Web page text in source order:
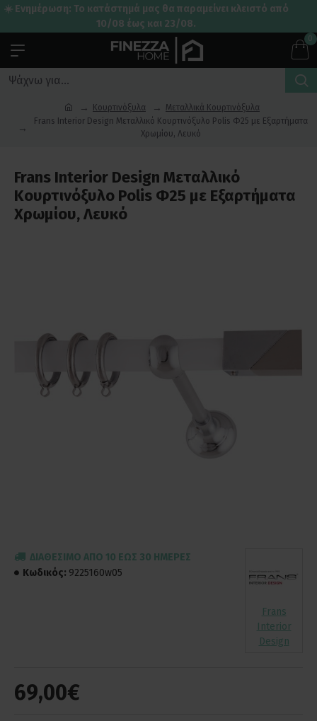
☀️ Ενημέρωση: Το κατάστημά μας θα παραμείνει κλειστό από
10/08 έως και 23/08.
0
Κουρτινόξυλα
Μεταλλικά Κουρτινόξυλα
Frans Interior Design Μεταλλικό Κουρτινόξυλο Polis Φ25 με Εξαρτήματα
Χρωμίου, Λευκό
Frans Interior Design Μεταλλικό
Κουρτινόξυλο Polis Φ25 με Εξαρτήματα
Χρωμίου, Λευκό
69,00€
ΔΙΑΘΈΣΙΜΟ ΑΠΌ 10 ΈΩΣ 30 ΗΜΈΡΕΣ
Κωδικός: 9225160w05
Frans
Interior
Design